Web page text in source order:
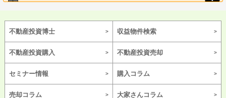
不動産投資博士 収益物件検索
不動産投資購入 不動産投資売却
セミナー情報 購入コラム
売却コラム 大家さんコラム